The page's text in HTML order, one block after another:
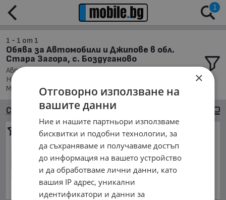
1
1 - 1 от 1
Обява за Автомобили и Джипове в обл.
Стара Загора, с. Боздуганово
Автомобили и Джипове, Намира се в обл. Стара Загора,
Населено място с. Боздуганово, Подредени по: Марка/
Модел/Цена
Сортиране
Mercedes-Benz C 300C300
39 900 €
78 037.62 лв.
ноември 2023 г., Хибриден
×
Отговорно използване на
вашите данни
Ние и нашите партньори използваме
бисквитки и подобни технологии, за
да съхраняваме и получаваме достъп
до информация на вашето устройство
и да обработваме лични данни, като
вашия IP адрес, уникални
идентификатори и данни за